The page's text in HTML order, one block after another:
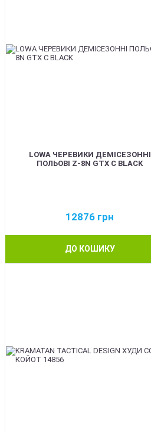
LOWA ЧЕРЕВИКИ ДЕМІСЕЗОННІ
ПОЛЬОВІ Z-8N GTX C BLACK
12876 грн
ДО КОШИКУ